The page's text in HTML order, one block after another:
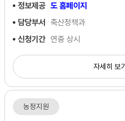
정보제공 도 홈페이지
담당부서
축산정책과
신청기간 연중 상시
자세히 보기
농정지원